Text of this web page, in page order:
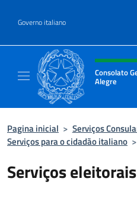
Governo italiano
Site, social e
Consolato
Alegre
Pagina inicial > Serviços
Serviços para o cidadão italiano >
Serviços eleitorais